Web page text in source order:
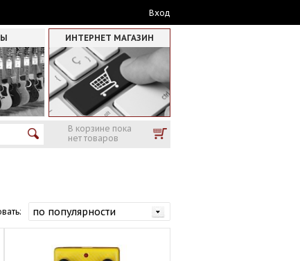
Вход
ИНТЕРНЕТ МАГАЗИН
В корзине пока
нет товаров